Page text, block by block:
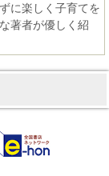
に楽しく子育てを
著者が優しく紹